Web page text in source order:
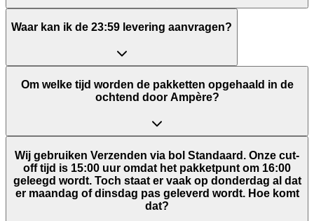
Waar kan ik de 23:59 levering aanvragen?
Om welke tijd worden de pakketten opgehaald in de
ochtend door Ampère?
Wij gebruiken Verzenden via bol Standaard. Onze cut-
off tijd is 15:00 uur omdat het pakketpunt om 16:00
geleegd wordt. Toch staat er vaak op donderdag al dat
er maandag of dinsdag pas geleverd wordt. Hoe komt
dat?